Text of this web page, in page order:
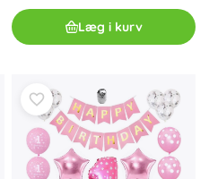
Læg i kurv